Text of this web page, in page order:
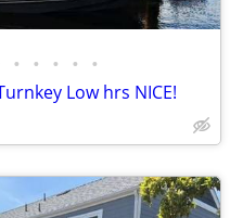
• • • • •
Low hrs NICE!